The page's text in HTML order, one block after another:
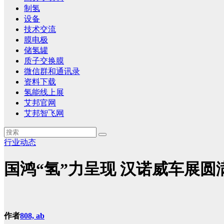
制氢
设备
技术交流
膜电极
储氢罐
质子交换膜
微信群和通讯录
资料下载
氢能线上展
艾邦官网
艾邦智飞网
行业动态
国鸿“氢”力呈现 汉诺威车展圆
作者808, ab